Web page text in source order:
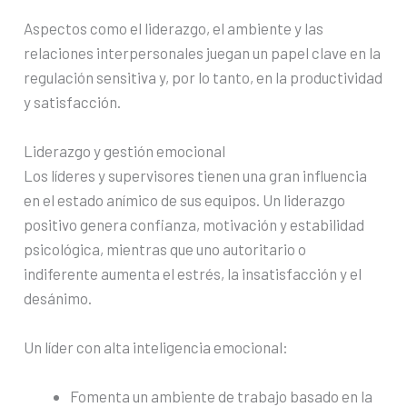
Aspectos como el liderazgo, el ambiente y las
relaciones interpersonales juegan un papel clave en la
regulación sensitiva y, por lo tanto, en la productividad
y satisfacción.
Liderazgo y gestión emocional
Los líderes y supervisores tienen una gran influencia
en el estado anímico de sus equipos. Un liderazgo
positivo genera confianza, motivación y estabilidad
psicológica, mientras que uno autoritario o
indiferente aumenta el estrés, la insatisfacción y el
desánimo.
Un líder con alta inteligencia emocional:
Fomenta un ambiente de trabajo basado en la